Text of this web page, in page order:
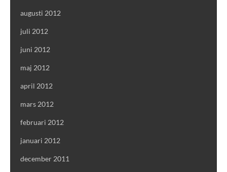
augusti 2012
juli 2012
juni 2012
maj 2012
april 2012
mars 2012
februari 2012
januari 2012
december 2011